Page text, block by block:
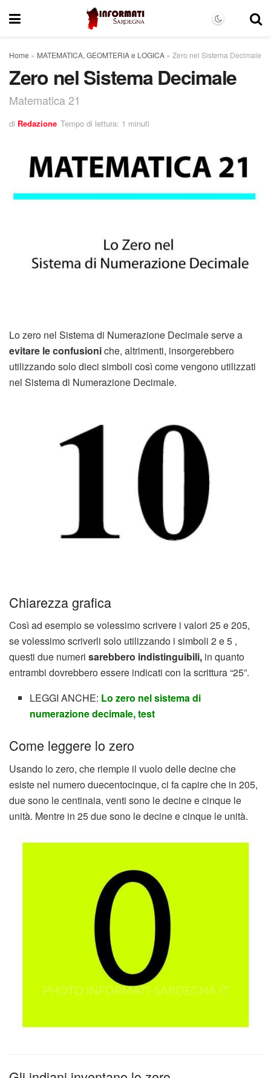
Home » MATEMATICA, GEOMTERIA e LOGICA » Zero nel Sistema Decimale
Zero nel Sistema Decimale
Matematica 21
di Redazione Tempo di lettura: 1 minuti
Lo zero nel Sistema di Numerazione Decimale serve a
evitare le confusioniche, altrimenti, insorgerebbero
utilizzando solo dieci simboli così come vengono utilizzati
nel Sistema di Numerazione Decimale.
Chiarezza grafica
Così ad esempio se volessimo scrivere i valori 25 e 205,
se volessimo scriverli solo utilizzando i simboli 2 e 5 ,
questi due numeri sarebbero indistinguibili, in quanto
entrambi dovrebbero essere indicati con la scrittura “25”.
LEGGI ANCHE: Lo zero nel sistema di
numerazione decimale, test
Come leggere lo zero
Usando lo zero, che riempie il vuolo delle decine che
esiste nel numero duecentocinque, ci fa capire che in 205,
due sono le centinaia, venti sono le decine e cinque le
unità. Mentre in 25 due sono le decine e cinque le unità.